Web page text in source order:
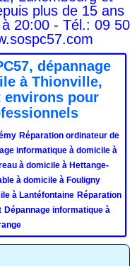
plus de 15 ans
20:00 - Tél.: 09 50
dépannage
à Thionville,
environs pour
Réparation ordinateur de
informatique à domicile à
à domicile à Hettange-
à domicile à Fouligny
à Lantéfontaine Réparation
Dépannage informatique à